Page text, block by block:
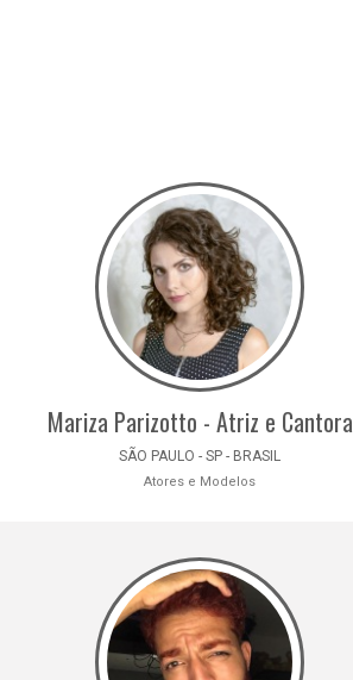
Mariza Parizotto - Atriz e Cantora
SÃO PAULO - SP - BRASIL
Atores e Modelos